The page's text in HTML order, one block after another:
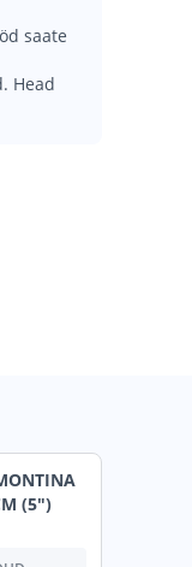
saate
Head
(5")